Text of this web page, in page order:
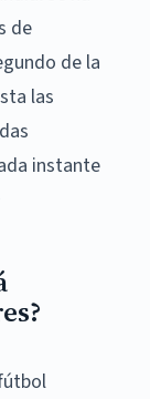
de
de la
las
instante